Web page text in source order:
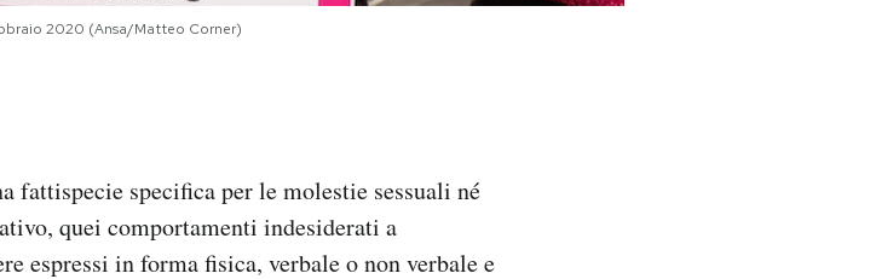
2020 (Ansa/Matteo Corner)
fattispecie specifica per le molestie sessuali né
quei comportamenti indesiderati a
espressi in forma fisica, verbale o non verbale e